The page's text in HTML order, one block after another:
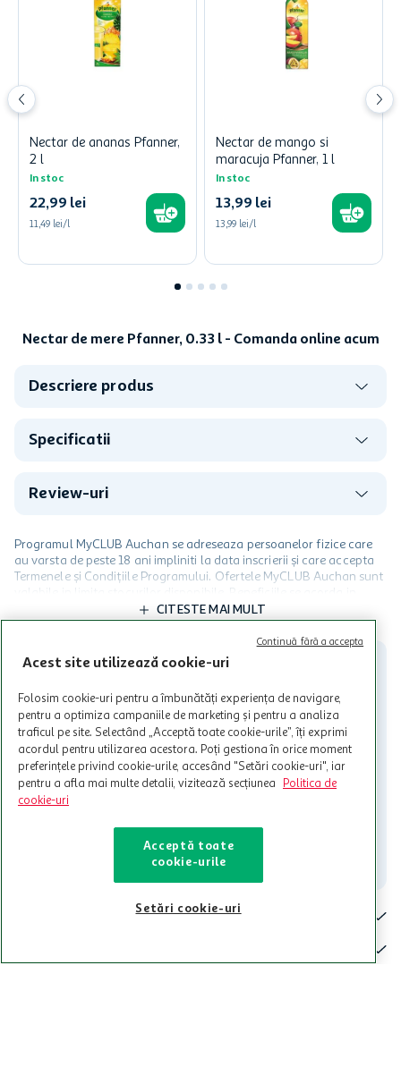
Nectar de ananas Pfanner,
2 l
In stoc
22,99 lei
11,49 lei/l
Nectar de mango si
maracuja Pfanner, 1 l
In stoc
13,99 lei
13,99 lei/l
Nectar de mere Pfanner, 0.33 l - Comanda online acum
Descriere produs
Specificatii
Review-uri
Programul MyCLUB Auchan se adreseaza persoanelor fizice care
au varsta de peste 18 ani impliniti la data inscrierii și care accepta
Termenele și Condițiile Programului. Ofertele MyCLUB Auchan sunt
limita a 12 unitati / card client o singura data in perioada promotiei.
participante și pentru acțiuni promotionale indicate de Auchan si
nu poate fi utilizat in legatura cu alti comercianți sau pentru alte
care aceste este suspendat sau in perioada in care sunt efectuate
intretineri sau reparatii tehnice la sistemul de utilizarea al Cardului.
CITESTE MAI MULT
Contacteaza-ne!
Iti stam mereu la dispozitie.
Contact
Acest site utilizează cookie-uri
Folosim cookie-uri pentru a îmbunătăți experiența de navigare,
pentru a optimiza campaniile de marketing și pentru a analiza
traficul pe site. Selectând „Acceptă toate cookie-urile”, îți exprimi
acordul pentru utilizarea acestora. Poți gestiona în orice moment
preferințele privind cookie-urile, accesând "Setări cookie-uri", iar
pentru a afla mai multe detalii, vizitează secțiunea
Politica de
cookie-uri
Acceptă toate
cookie-urile
Setări cookie-uri
Continuă fără a accepta